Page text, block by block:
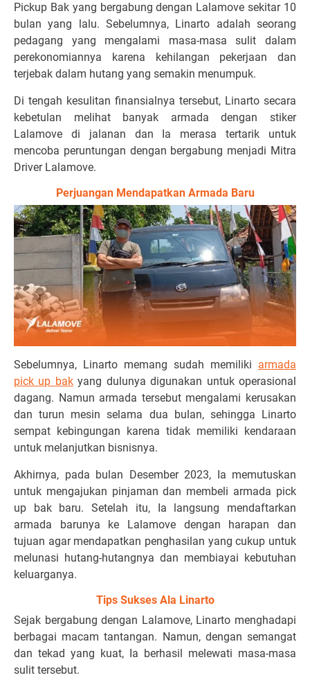
Pickup Bak yang bergabung dengan Lalamove sekitar 10
bulan yang lalu. Sebelumnya, Linarto adalah seorang
pedagang yang mengalami masa-masa sulit dalam
perekonomiannya karena kehilangan pekerjaan dan
terjebak dalam hutang yang semakin menumpuk.
Di tengah kesulitan finansialnya tersebut, Linarto secara
kebetulan melihat banyak armada dengan stiker
Lalamove di jalanan dan Ia merasa tertarik untuk
mencoba peruntungan dengan bergabung menjadi Mitra
Driver Lalamove.
Perjuangan Mendapatkan Armada Baru
Sebelumnya, Linarto memang sudah memiliki armada
pick up bakyang dulunya digunakan untuk operasional
dagang. Namun armada tersebut mengalami kerusakan
dan turun mesin selama dua bulan, sehingga Linarto
sempat kebingungan karena tidak memiliki kendaraan
untuk melanjutkan bisnisnya.
Akhirnya, pada bulan Desember 2023, Ia memutuskan
untuk mengajukan pinjaman dan membeli armada pick
up bak baru. Setelah itu, Ia langsung mendaftarkan
armada barunya ke Lalamove dengan harapan dan
tujuan agar mendapatkan penghasilan yang cukup untuk
melunasi hutang-hutangnya dan membiayai kebutuhan
keluarganya.
Tips Sukses Ala Linarto
Sejak bergabung dengan Lalamove, Linarto menghadapi
berbagai macam tantangan. Namun, dengan semangat
dan tekad yang kuat, Ia berhasil melewati masa-masa
sulit tersebut.